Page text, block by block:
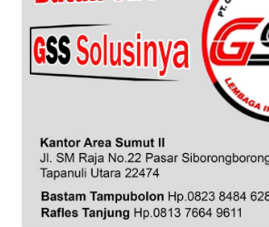
WN
SERAMBI
JAMBI
WN
SULTRA